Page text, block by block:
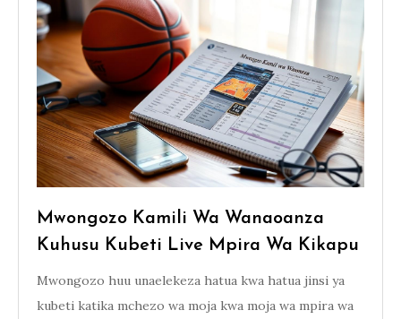
Mwongozo Kamili Wa Wanaoanza
Kuhusu Kubeti Live Mpira Wa Kikapu
Mwongozo huu unaelekeza hatua kwa hatua jinsi ya
kubeti katika mchezo wa moja kwa moja wa mpira wa